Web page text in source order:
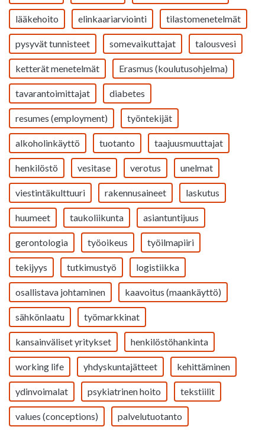
lääkehoito elinkaariarviointi tilastomenetelmät
pysyvät tunnisteet somevaikuttajat talousvesi
ketterät menetelmät Erasmus (koulutusohjelma)
tavarantoimittajat diabetes
resumes (employment) työntekijät
alkoholinkäyttö tuotanto taajuusmuuttajat
henkilöstö vesitase verotus unelmat
viestintäkulttuuri rakennusaineet laskutus
huumeet taukoliikunta asiantuntijuus
gerontologia työoikeus työilmapiiri
tekijyys tutkimustyö logistiikka
osallistava johtaminen kaavoitus (maankäyttö)
sähkönlaatu työmarkkinat
kansainväliset yritykset henkilöstöhankinta
working life yhdyskuntajätteet kehittäminen
ydinvoimalat psykiatrinen hoito tekstiilit
values (conceptions) palvelutuotanto